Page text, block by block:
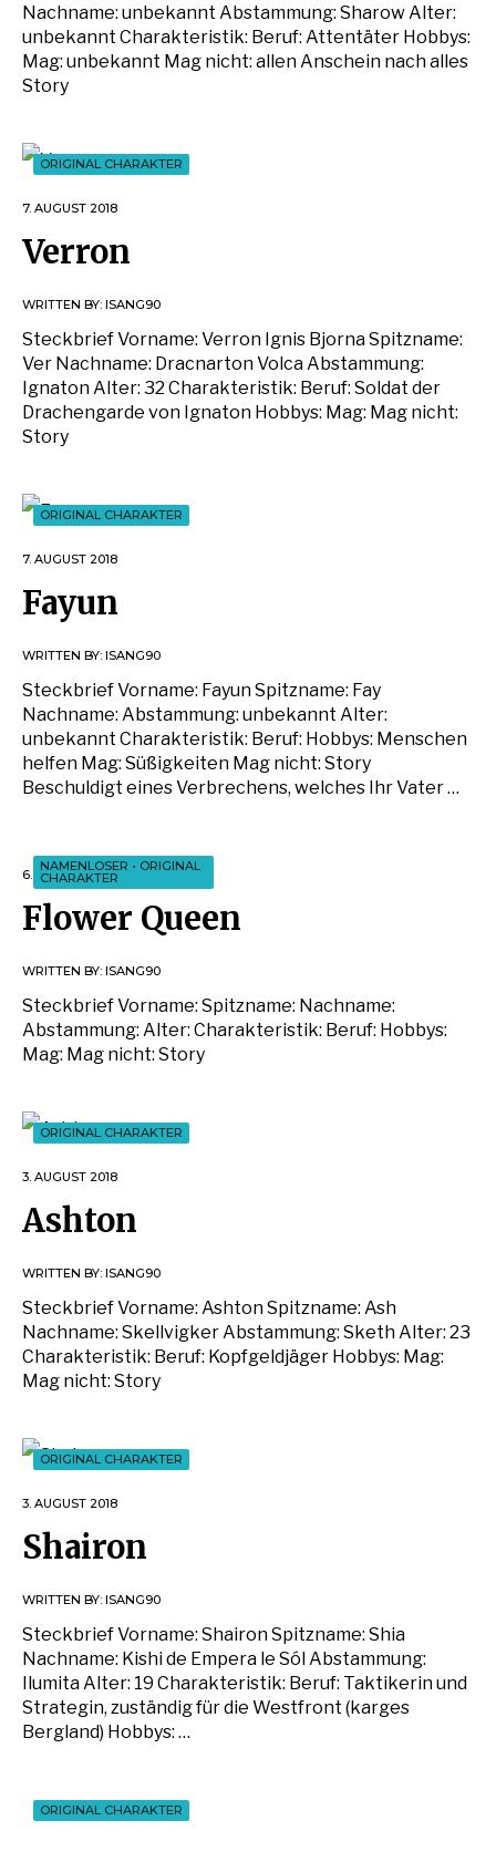
Nachname: unbekannt Abstammung: Sharow Alter:
unbekannt Charakteristik: Beruf: Attentäter Hobbys:
Mag: unbekannt Mag nicht: allen Anschein nach alles
Story
ORIGINAL CHARAKTER
7. AUGUST 2018
Verron
WRITTEN BY: ISANG90
Steckbrief Vorname: Verron Ignis Bjorna Spitzname:
Ver Nachname: Dracnarton Volca Abstammung:
Ignaton Alter: 32 Charakteristik: Beruf: Soldat der
Drachengarde von Ignaton Hobbys: Mag: Mag nicht:
Story
ORIGINAL CHARAKTER
7. AUGUST 2018
Fayun
WRITTEN BY: ISANG90
Steckbrief Vorname: Fayun Spitzname: Fay
Nachname: Abstammung: unbekannt Alter:
unbekannt Charakteristik: Beruf: Hobbys: Menschen
helfen Mag: Süßigkeiten Mag nicht: Story
Beschuldigt eines Verbrechens, welches Ihr Vater …
NAMENLOSER • ORIGINAL
CHARAKTER
6. AUGUST 2018
Flower Queen
WRITTEN BY: ISANG90
Steckbrief Vorname: Spitzname: Nachname:
Abstammung: Alter: Charakteristik: Beruf: Hobbys:
Mag: Mag nicht: Story
ORIGINAL CHARAKTER
3. AUGUST 2018
Ashton
WRITTEN BY: ISANG90
Steckbrief Vorname: Ashton Spitzname: Ash
Nachname: Skellvigker Abstammung: Sketh Alter: 23
Charakteristik: Beruf: Kopfgeldjäger Hobbys: Mag:
Mag nicht: Story
ORIGINAL CHARAKTER
3. AUGUST 2018
Shairon
WRITTEN BY: ISANG90
Steckbrief Vorname: Shairon Spitzname: Shia
Nachname: Kishi de Empera le Sól Abstammung:
Ilumita Alter: 19 Charakteristik: Beruf: Taktikerin und
Strategin, zuständig für die Westfront (karges
Bergland) Hobbys: …
ORIGINAL CHARAKTER